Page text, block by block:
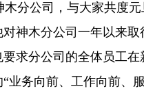
分公司，与大家共度元
神木分公司一年以来
求分公司的全体员工
业务向前、工作向前、